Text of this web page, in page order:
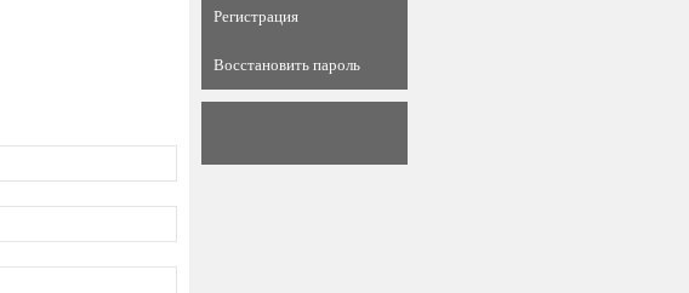
Регистрация
Восстановить пароль